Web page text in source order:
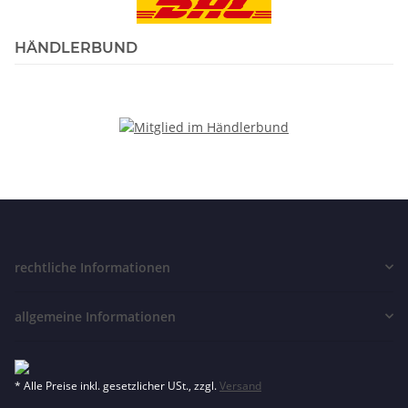
HÄNDLERBUND
rechtliche Informationen
allgemeine Informationen
* Alle Preise inkl. gesetzlicher USt., zzgl.Versand